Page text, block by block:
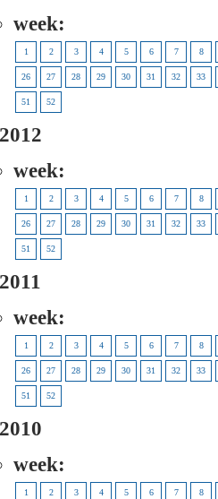
week:
1 2 3 4 5 6 7 8
26 27 28 29 30 31 32 33
51 52
2012
week:
1 2 3 4 5 6 7 8
26 27 28 29 30 31 32 33
51 52
2011
week:
1 2 3 4 5 6 7 8
26 27 28 29 30 31 32 33
51 52
2010
week:
1 2 3 4 5 6 7 8